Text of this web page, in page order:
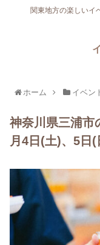
関東地方の楽しいイ
ホーム イベン
神奈川県三浦市
月4日(土)、5日